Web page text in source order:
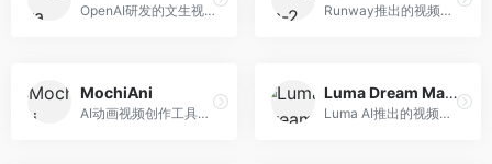
OpenAI研发的文生视频大模型，可根据文字描述生成长达60秒的高清视频。面向影视创作者、广告从业者和内容生产者，视频连贯性强，物理世界理解准确，代表了AI视频生成的最高水平。 Runway推出的视频生成模型，专注于文生视频和视频风格转换。面向影视制作人和创意工作者，支持文本到视频、图像到视频等多种生成模式，视频质量专业级。
MochiAni
AI动画视频创作工具，专注于动画内容生成。面向动画创作者和二次元内容生产者，支持动画风格视频生成，动画效果流畅，适合动漫内容创作。
Luma Dream Machine
Luma AI推出的视频生成工具，专注于高质量视频创作。面向影视创作者和内容生产者，支持文生视频、图生视频，视频质量高，物理运动流畅自然。